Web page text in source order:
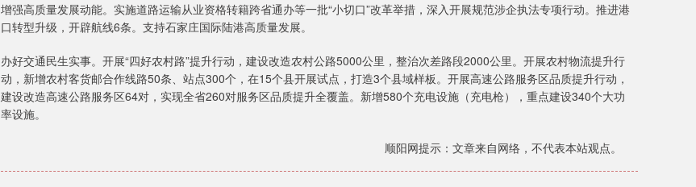
增强高质量发展动能。实施道路运输从业资格转籍跨省通办等一批“小切口”改革举措，深入开展规范涉企执法专项行动。推进港
口转型升级，开辟航线6条。支持石家庄国际陆港高质量发展。
办好交通民生实事。开展“四好农村路”提升行动，建设改造农村公路5000公里，整治次差路段2000公里。开展农村物流提升行
动，新增农村客货邮合作线路50条、站点300个，在15个县开展试点，打造3个县域样板。开展高速公路服务区品质提升行动，
建设改造高速公路服务区64对，实现全省260对服务区品质提升全覆盖。新增580个充电设施（充电枪），重点建设340个大功
率设施。
顺阳网提示：文章来自网络，不代表本站观点。